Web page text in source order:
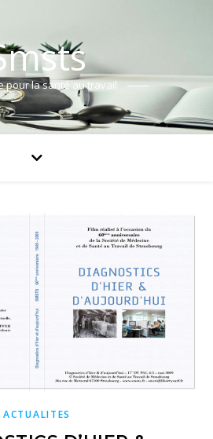
pour la santé au travail
ACTUALITES